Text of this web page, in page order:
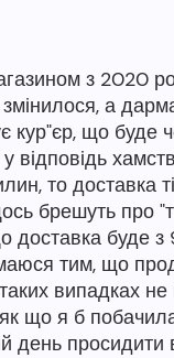
з 2020
а
що буде
відповідь
то доставка
брешуть про
доставка буде
тим, що
випадках
що я б
день просидити